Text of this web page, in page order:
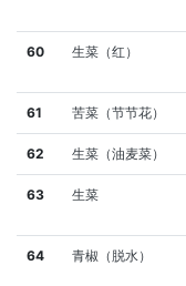
60 生菜（红）
61 苦菜（节节花）
62 生菜（油麦菜）
63 生菜
64 青椒（脱水）